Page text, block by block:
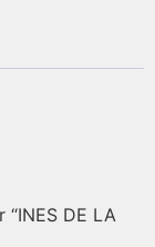
DE LA